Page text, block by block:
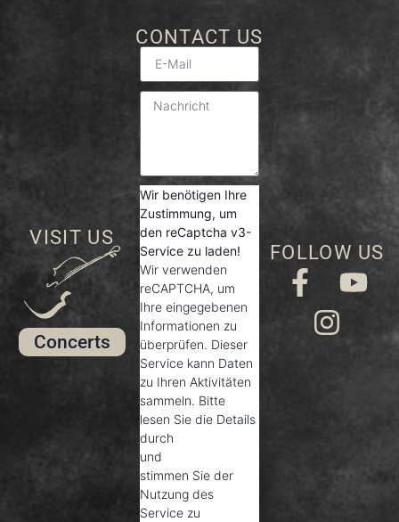
VISIT US
Concerts
CONTACT US
Wir benötigen Ihre
Zustimmung, um
den reCaptcha v3-
Service zu laden!
Wir verwenden
reCAPTCHA, um
Ihre eingegebenen
Informationen zu
überprüfen. Dieser
Service kann Daten
zu Ihren Aktivitäten
sammeln. Bitte
lesen Sie die Details
durch
und
stimmen Sie der
Nutzung des
Service zu
FOLLOW US